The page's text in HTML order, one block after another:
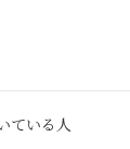
ている人